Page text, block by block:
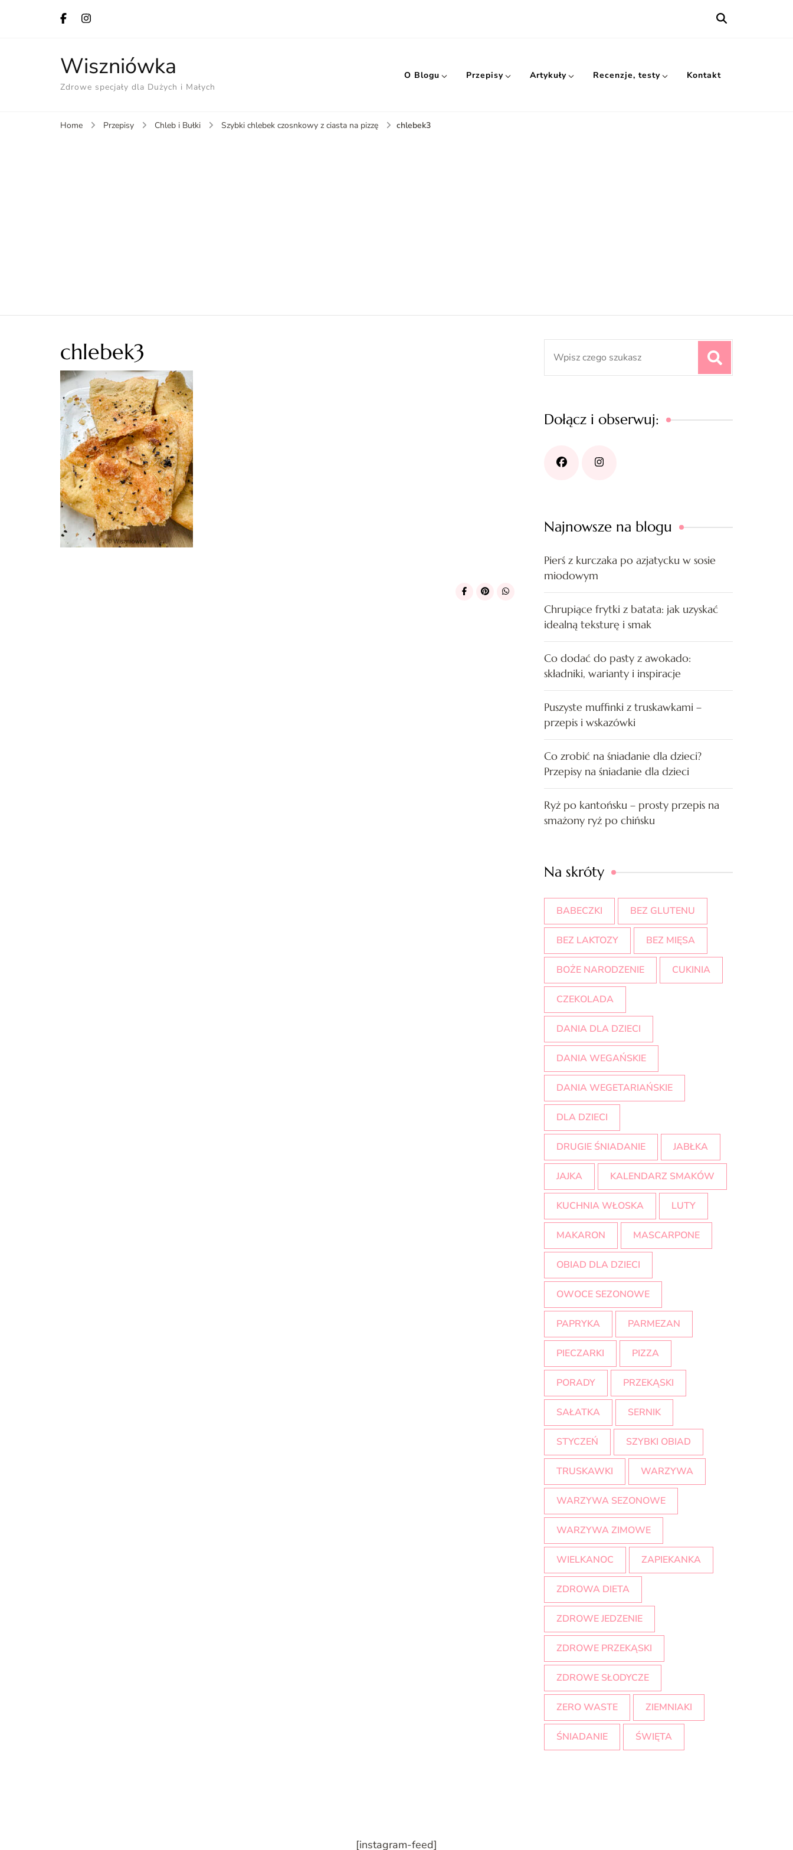
Wiszniówka
Zdrowe specjały dla Dużych i Małych
O Blogu Przepisy Artykuły Recenzje, testy Kontakt
Home Przepisy Chleb i Bułki Szybki chlebek czosnkowy z ciasta na pizzę chlebek3
chlebek3
Dołącz i obserwuj:
Najnowsze na blogu
Pierś z kurczaka po azjatycku w sosie
miodowym
Chrupiące frytki z batata: jak uzyskać
idealną teksturę i smak
Co dodać do pasty z awokado:
składniki, warianty i inspiracje
Puszyste muffinki z truskawkami –
przepis i wskazówki
Co zrobić na śniadanie dla dzieci?
Przepisy na śniadanie dla dzieci
Ryż po kantońsku – prosty przepis na
smażony ryż po chińsku
Na skróty
BABECZKI BEZ GLUTENU
BEZ LAKTOZY BEZ MIĘSA
BOŻE NARODZENIE CUKINIA
CZEKOLADA
DANIA DLA DZIECI
DANIA WEGAŃSKIE
DANIA WEGETARIAŃSKIE
DLA DZIECI
DRUGIE ŚNIADANIE JABŁKA
JAJKA KALENDARZ SMAKÓW
KUCHNIA WŁOSKA LUTY
MAKARON MASCARPONE
OBIAD DLA DZIECI
OWOCE SEZONOWE
PAPRYKA PARMEZAN
PIECZARKI PIZZA
PORADY PRZEKĄSKI
SAŁATKA SERNIK
STYCZEŃ SZYBKI OBIAD
TRUSKAWKI WARZYWA
WARZYWA SEZONOWE
WARZYWA ZIMOWE
WIELKANOC ZAPIEKANKA
ZDROWA DIETA
ZDROWE JEDZENIE
ZDROWE PRZEKĄSKI
ZDROWE SŁODYCZE
ZERO WASTE ZIEMNIAKI
ŚNIADANIE ŚWIĘTA
[instagram-feed]